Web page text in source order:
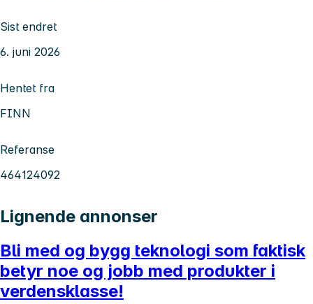
Sist endret
6. juni 2026
Hentet fra
FINN
Referanse
464124092
Lignende annonser
Bli med og bygg teknologi som faktisk
betyr noe og jobb med produkter i
verdensklasse!